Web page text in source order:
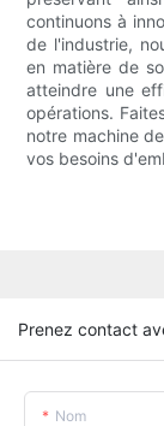
continuons à
de l'industrie,
en matière de
atteindre une
opérations.
notre machine
vos besoins
Prenez contact
Nom